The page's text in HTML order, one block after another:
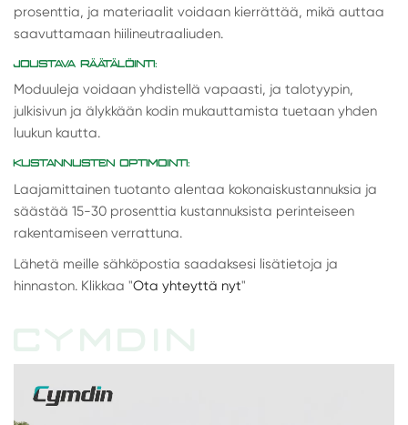
prosenttia, ja materiaalit voidaan kierrättää, mikä auttaa
saavuttamaan hiilineutraaliuden.
JOUSTAVA RÄÄTÄLÖINTI:
Moduuleja voidaan yhdistellä vapaasti, ja talotyypin,
julkisivun ja älykkään kodin mukauttamista tuetaan yhden
luukun kautta.
KUSTANNUSTEN OPTIMOINTI:
Laajamittainen tuotanto alentaa kokonaiskustannuksia ja
säästää 15-30 prosenttia kustannuksista perinteiseen
rakentamiseen verrattuna.
Lähetä meille sähköpostia saadaksesi lisätietoja ja
hinnaston. Klikkaa "Ota yhteyttä nyt"